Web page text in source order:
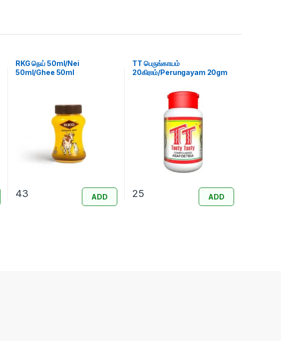
RKG நெய் 50ml/Nei
50ml/Ghee 50ml
43 ADD
TT பெருங்காயம்
20கிராம்/Perungayam 20gm
25 ADD